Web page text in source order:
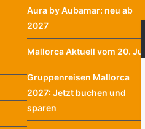
Aura by Aubamar: neu ab
2027
Mallorca Aktuell vom 20. Juli
Gruppenreisen Mallorca
2027: Jetzt buchen und
sparen